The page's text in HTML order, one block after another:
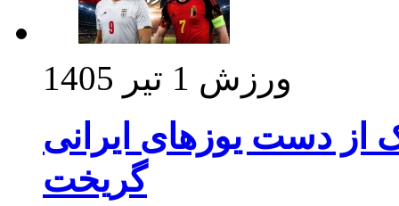
ورزش 1 تیر 1405
از دست یوزهای ایرانی
گریخت